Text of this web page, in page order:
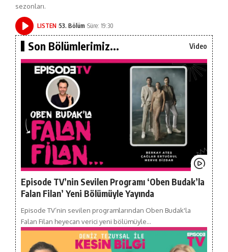
sezonları.
LISTEN 53. Bölüm Süre: 19:30
Son Bölümlerimiz... Video
Episode TV’nin Sevilen Programı ‘Oben Budak’la
Falan Filan’ Yeni Bölümüyle Yayında
Episode TV’nin sevilen programlarından Oben Budak'la
Falan Filan heyecan verici yeni bölümüyle…